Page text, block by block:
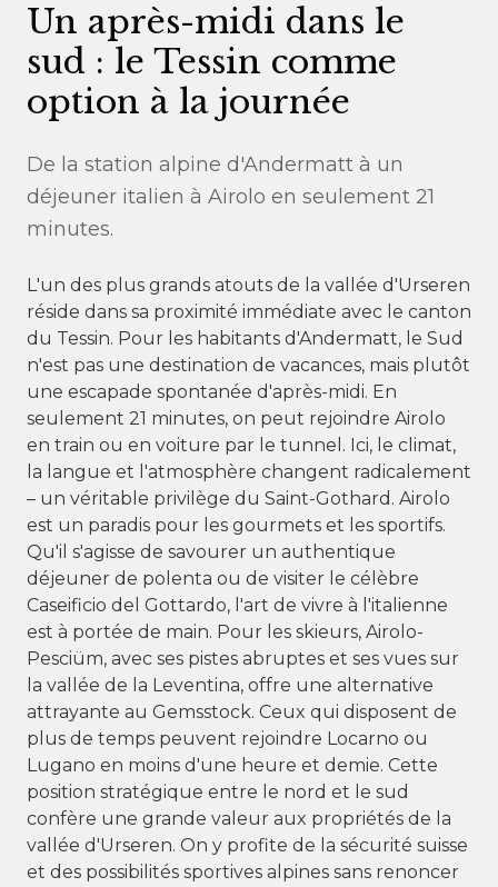
Un après-midi dans le
sud : le Tessin comme
option à la journée
De la station alpine d'Andermatt à un
déjeuner italien à Airolo en seulement 21
minutes.
L'un des plus grands atouts de la vallée d'Urseren
réside dans sa proximité immédiate avec le canton
du Tessin. Pour les habitants d'Andermatt, le Sud
n'est pas une destination de vacances, mais plutôt
une escapade spontanée d'après-midi. En
seulement 21 minutes, on peut rejoindre Airolo
en train ou en voiture par le tunnel. Ici, le climat,
la langue et l'atmosphère changent radicalement
– ​​un véritable privilège du Saint-Gothard. Airolo
est un paradis pour les gourmets et les sportifs.
Qu'il s'agisse de savourer un authentique
déjeuner de polenta ou de visiter le célèbre
Caseificio del Gottardo, l'art de vivre à l'italienne
est à portée de main. Pour les skieurs, Airolo-
Pesciüm, avec ses pistes abruptes et ses vues sur
la vallée de la Leventina, offre une alternative
attrayante au Gemsstock. Ceux qui disposent de
plus de temps peuvent rejoindre Locarno ou
Lugano en moins d'une heure et demie. Cette
position stratégique entre le nord et le sud
confère une grande valeur aux propriétés de la
vallée d'Urseren. On y profite de la sécurité suisse
et des possibilités sportives alpines sans renoncer